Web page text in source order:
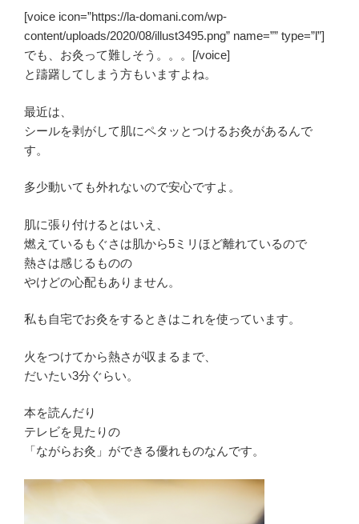
[voice icon=”https://la-domani.com/wp-
content/uploads/2020/08/illust3495.png” name=”” type=”l”]
でも、お灸って難しそう。。。[/voice]
と躊躇してしまう方もいますよね。
最近は、
シールを剥がして肌にペタッとつけるお灸があるんで
す。
多少動いても外れないので安心ですよ。
肌に張り付けるとはいえ、
燃えているもぐさは肌から5ミリほど離れているので
熱さは感じるものの
やけどの心配もありません。
私も自宅でお灸をするときはこれを使っています。
火をつけてから熱さが収まるまで、
だいたい3分ぐらい。
本を読んだり
テレビを見たりの
「ながらお灸」ができる優れものなんです。